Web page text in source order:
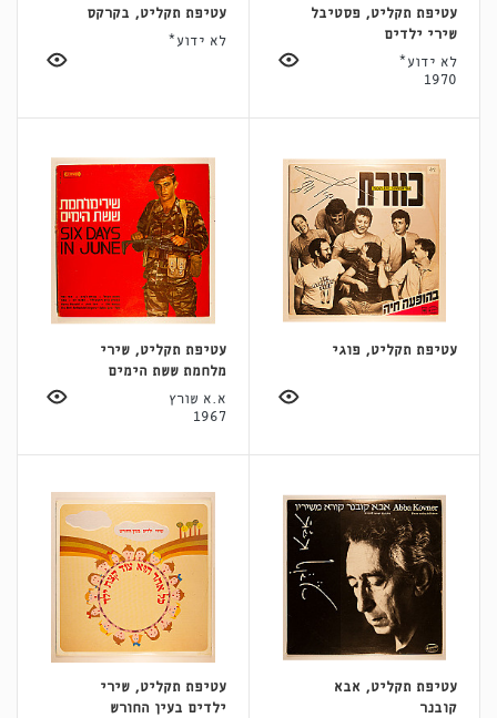
עטיפת תקליט, פסטיבל
שירי ילדים
לא ידוע*
1970
עטיפת תקליט, בקרקס
לא ידוע*
עטיפת תקליט, פוגי
עטיפת תקליט, שירי
מלחמת ששת הימים
א.א שורץ
1967
עטיפת תקליט, אבא
קובנר
עטיפת תקליט, שירי
ילדים בעין החורש